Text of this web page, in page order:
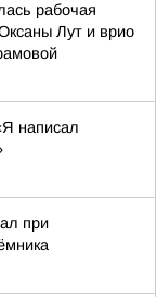
рабочая
Лут и врио
написал
при